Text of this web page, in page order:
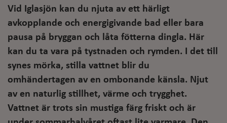
Vid Iglasjön kan du njuta av ett härligt
avkopplande och energigivande bad eller bara
pausa på bryggan och låta fötterna dingla. Här
kan du ta vara på tystnaden och rymden. I det till
synes mörka, stilla vattnet blir du
omhändertagen av en ombonande känsla. Njut
av en naturlig stillhet, värme och trygghet.
Vattnet är trots sin mustiga färg friskt och är